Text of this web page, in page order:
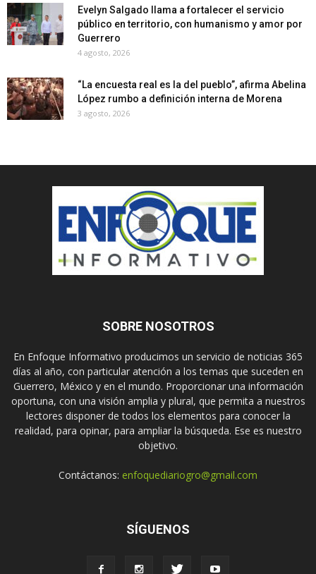
Evelyn Salgado llama a fortalecer el servicio
público en territorio, con humanismo y amor por
Guerrero
4 agosto, 2026
“La encuesta real es la del pueblo”, afirma Abelina
López rumbo a definición interna de Morena
3 agosto, 2026
SOBRE NOSOTROS
En Enfoque Informativo producimos un servicio de noticias 365
días al año, con particular atención a los temas que suceden en
Guerrero, México y en el mundo. Proporcionar una información
oportuna, con una visión amplia y plural, que permita a nuestros
lectores disponer de todos los elementos para conocer la
realidad, para opinar, para ampliar la búsqueda. Ese es nuestro
objetivo.
Contáctanos: enfoquediariogro@gmail.com
SÍGUENOS